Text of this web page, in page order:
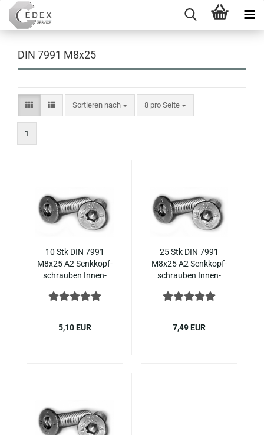
DIN 7991 M8x25
Sortieren nach
Sortieren nach 8 pro Seite
pro Seite
1
10 Stk DIN 7991
M8x25 A2 Senk­kopf­
schrau­ben In­nen­
Edel­stahl
5,10 EUR
25 Stk DIN 7991
M8x25 A2 Senk­kopf­
schrau­ben In­nen­
Edel­stahl
7,49 EUR